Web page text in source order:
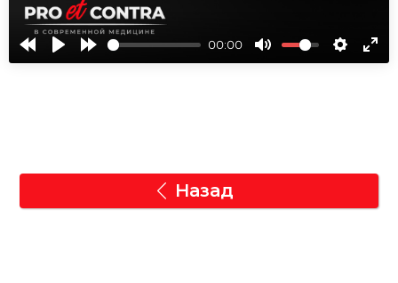
00:00
Назад